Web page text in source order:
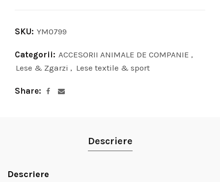
SKU: YM0799
Categorii: ACCESORII ANIMALE DE COMPANIE ,
Lese & Zgarzi , Lese textile & sport
Share
Descriere
Descriere